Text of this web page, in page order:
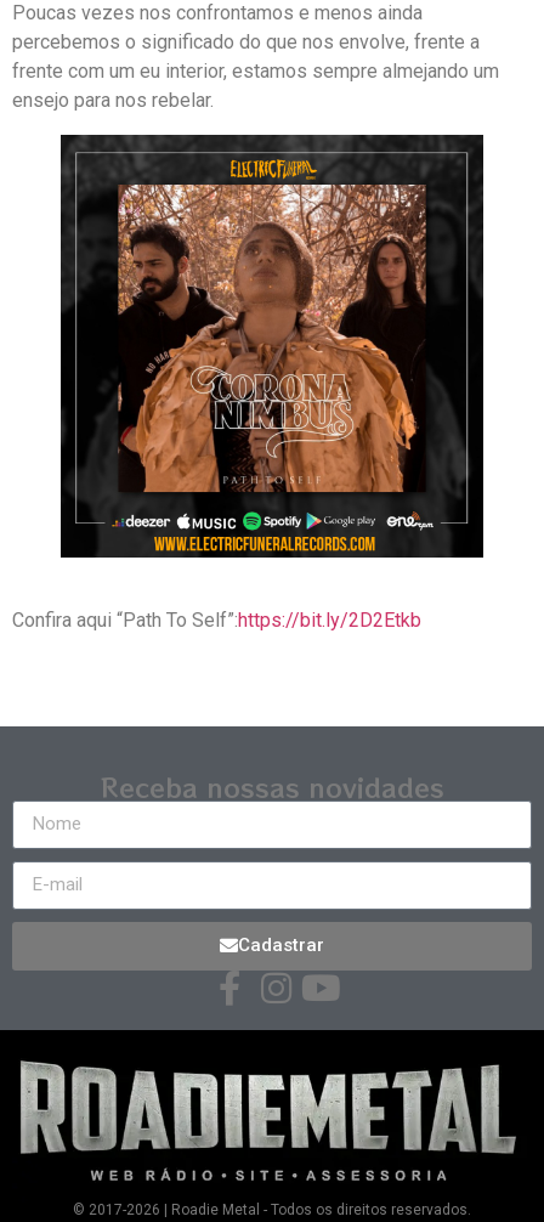
Poucas vezes nos confrontamos e menos ainda
percebemos o significado do que nos envolve, frente a
frente com um eu interior, estamos sempre almejando um
ensejo para nos rebelar.
Confira aqui “Path To Self”:https://bit.ly/2D2Etkb
Receba nossas novidades
Cadastrar
© 2017-2026 | Roadie Metal - Todos os direitos reservados.